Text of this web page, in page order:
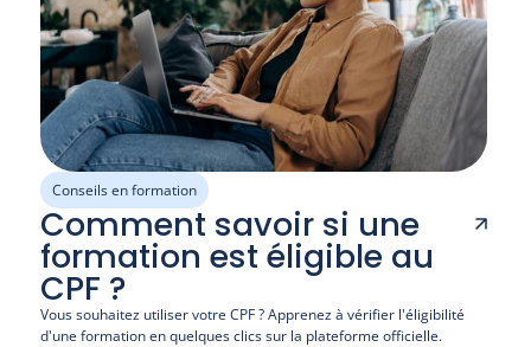
Conseils en formation
Comment savoir si une
formation est éligible au
CPF ?
Vous souhaitez utiliser votre CPF ? Apprenez à vérifier l'éligibilité
d'une formation en quelques clics sur la plateforme officielle.